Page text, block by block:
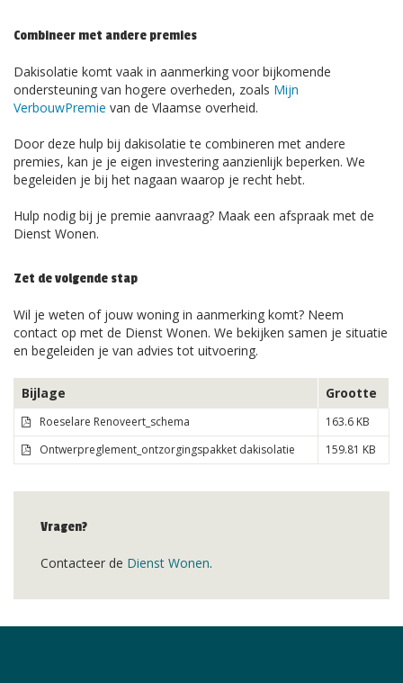
Combineer met andere premies
Dakisolatie komt vaak in aanmerking voor bijkomende
ondersteuning van hogere overheden, zoals Mijn
VerbouwPremie van de Vlaamse overheid.
Door deze hulp bij dakisolatie te combineren met andere
premies, kan je je eigen investering aanzienlijk beperken. We
begeleiden je bij het nagaan waarop je recht hebt.
Hulp nodig bij je premie aanvraag? Maak een afspraak met de
Dienst Wonen.
Zet de volgende stap
Wil je weten of jouw woning in aanmerking komt? Neem
contact op met de Dienst Wonen. We bekijken samen je situatie
en begeleiden je van advies tot uitvoering.
Bijlage Grootte
Roeselare Renoveert_schema
163.6 KB
Ontwerpreglement_ontzorgingspakket dakisolatie
159.81 KB
Vragen?
Contacteer de Dienst Wonen.